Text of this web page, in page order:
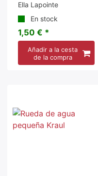
Ella Lapointe
En stock
1,50 € *
Añadir a la cesta
de la compra